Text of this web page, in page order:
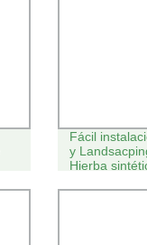
Fácil
y
Hierba